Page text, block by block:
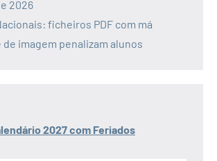
2026
ficheiros PDF com má
de imagem penalizam alunos
2027 com Feriados